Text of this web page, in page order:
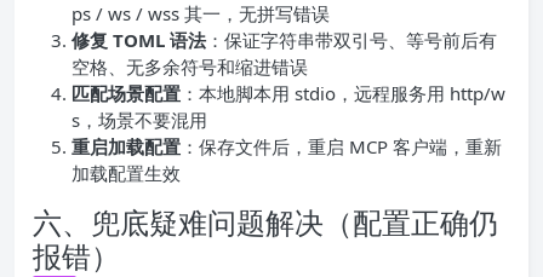
ps / ws / wss 其一，无拼写错误
修复 TOML 语法：保证字符串带双引号、等号前后有
空格、无多余符号和缩进错误
匹配场景配置 ：本地脚本用 stdio，远程服务用 http/w
s，场景不要混用
重启加载配置 ：保存文件后，重启 MCP 客户端，重新
加载配置生效
六、兜底疑难问题解决（配置正确仍
报错）